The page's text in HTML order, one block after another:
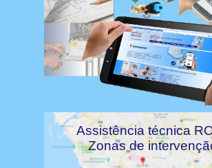
Assistência técnica
Zonas de